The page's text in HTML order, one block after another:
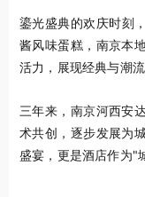
鎏光盛典的欢庆时刻
酱风味蛋糕，南京本
活力，展现经典与潮
三年来，南京河西安
术共创，逐步发展为
盛宴，更是酒店作为"